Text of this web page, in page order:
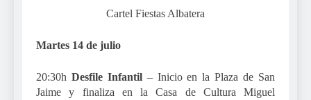
Cartel Fiestas Albatera
Martes 14 de julio
20:30h Desfile Infantil– Inicio en la Plaza de San
Jaime y finaliza en la Casa de Cultura Miguel